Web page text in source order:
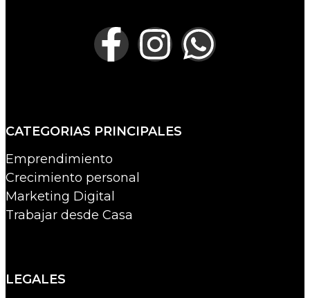
CATEGORIAS PRINCIPALES
Emprendimiento
Crecimiento personal
Marketing Digital
Trabajar desde Casa
LEGALES